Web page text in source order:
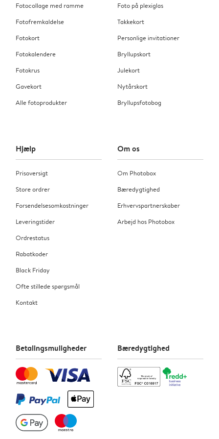
Fotocollage med ramme
Fotofremkaldelse
Fotokort
Fotokalendere
Fotokrus
Gavekort
Alle fotoprodukter
Foto på plexiglas
Takkekort
Personlige invitationer
Bryllupskort
Julekort
Nytårskort
Bryllupsfotobog
Hjælp
Prisoversigt
Store ordrer
Forsendelsesomkostninger
Leveringstider
Ordrestatus
Rabatkoder
Black Friday
Ofte stillede spørgsmål
Kontakt
Om os
Om Photobox
Bæredygtighed
Erhvervspartnerskaber
Arbejd hos Photobox
Betalingsmuligheder Bæredygtighed